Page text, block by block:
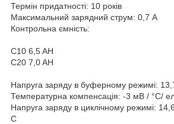
Термін придатності: 10 років
Максимальний зарядний струм: 0,7 A
Контрольна ємність:
C10 6,5 AH
C20 7,0 AH
Напруга заряду в буферному режимі:
Температурна компенсація: -3 мВ / °C/
Напруга заряду в циклічному режимі:
С